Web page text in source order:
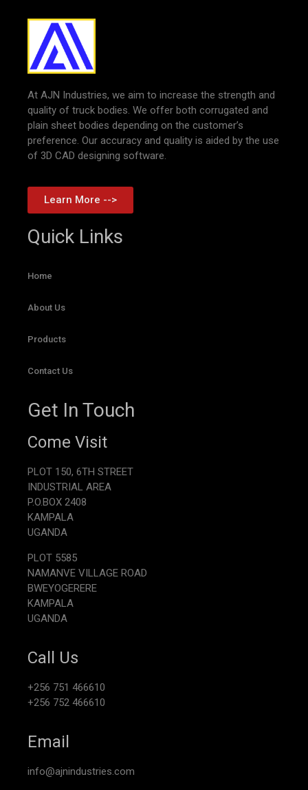
At AJN Industries, we aim to increase the strength and
quality of truck bodies. We offer both corrugated and
plain sheet bodies depending on the customer’s
preference. Our accuracy and quality is aided by the use
of 3D CAD designing software.
Learn More -->
Quick Links
Home
About Us
Products
Contact Us
Get In Touch
Come Visit
PLOT 150, 6TH STREET
INDUSTRIAL AREA
P.O.BOX 2408
KAMPALA
UGANDA
PLOT 5585
NAMANVE VILLAGE ROAD
BWEYOGERERE
KAMPALA
UGANDA
Call Us
+256 751 466610
+256 752 466610
Email
info@ajnindustries.com